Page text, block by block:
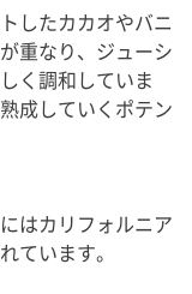
したカカオやバニ
重なり、ジューシ
く調和していま
成していくポテン
はカリフォルニア
ています。